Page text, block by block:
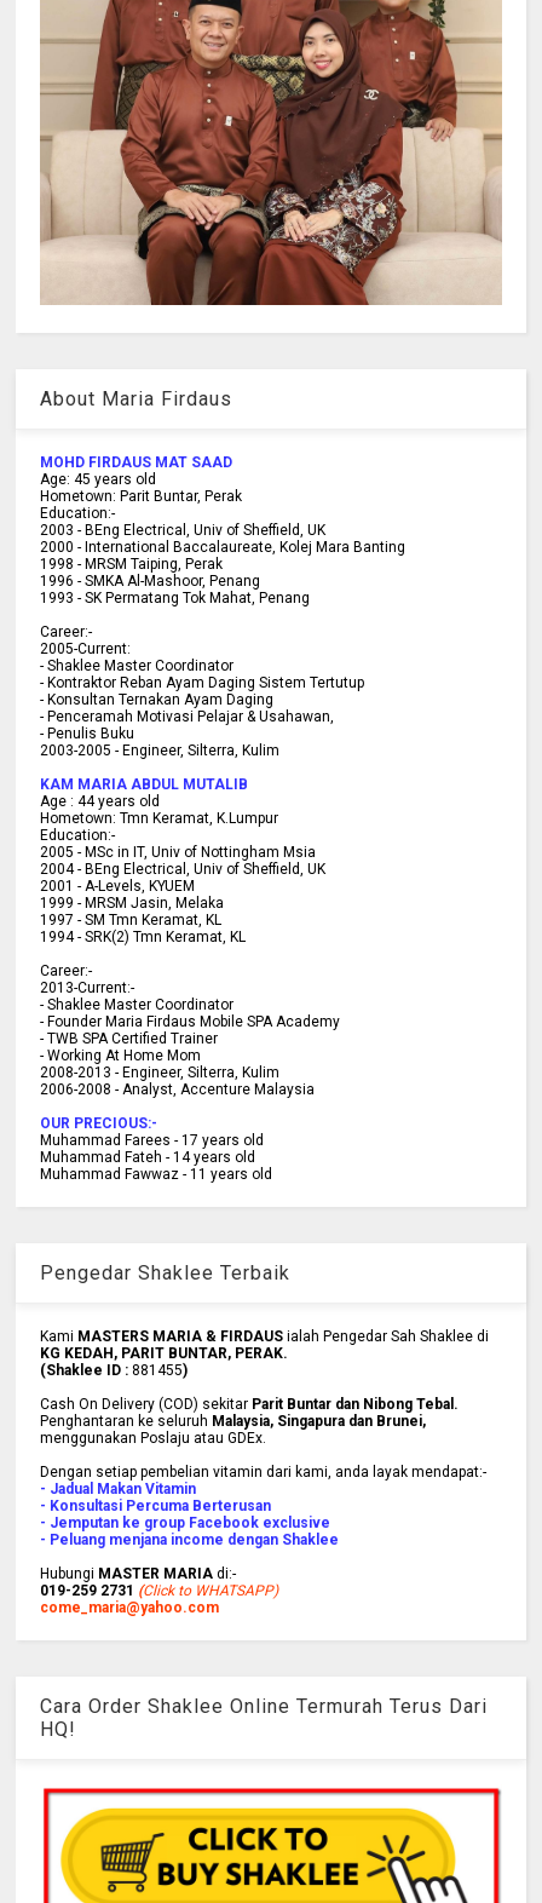
About Maria Firdaus
MOHD FIRDAUS MAT SAAD
Age: 45 years old
Hometown: Parit Buntar, Perak
Education:-
2003 -BEng Electrical, Univ of Sheffield, UK
2000 -International Baccalaureate, Kolej Mara Banting
1998 -MRSM Taiping, Perak
1996 - SMKA Al-Mashoor, Penang
1993 - SK Permatang Tok Mahat, Penang
Career:-
2005-Current:
- Shaklee Master Coordinator
- Kontraktor Reban Ayam Daging Sistem Tertutup
- Konsultan Ternakan Ayam Daging
- Penceramah Motivasi Pelajar & Usahawan,
- Penulis Buku
2003-2005 -Engineer, Silterra, Kulim
KAM MARIA ABDUL MUTALIB
Age : 44 years old
Hometown: Tmn Keramat, K.Lumpur
Education:-
2005 - MSc in IT, Univ of Nottingham Msia
2004 -BEng Electrical, Univ of Sheffield, UK
2001 - A-Levels, KYUEM
1999 -MRSM Jasin, Melaka
1997 -SM Tmn Keramat, KL
1994 -SRK(2) Tmn Keramat, KL
Career:-
2013-Current:-
- Shaklee Master Coordinator
- Founder Maria Firdaus Mobile SPA Academy
- TWB SPA Certified Trainer
- Working At Home Mom
2008-2013 - Engineer, Silterra, Kulim
2006-2008 - Analyst, Accenture Malaysia
OUR PRECIOUS:-
Muhammad Farees - 17 years old
Muhammad Fateh - 14 years old
Muhammad Fawwaz - 11 years old
Pengedar Shaklee Terbaik
Kami MASTERS MARIA & FIRDAUS ialah Pengedar Sah Shaklee di
KG KEDAH, PARIT BUNTAR, PERAK.
(Shaklee ID :881455)
Cash On Delivery (COD) sekitar Parit Buntar dan Nibong Tebal.
Penghantaran ke seluruh Malaysia, Singapura dan Brunei,
menggunakan Poslaju atau GDEx.
Dengan setiap pembelian vitamin dari kami, anda layak mendapat:-
- Jadual Makan Vitamin
- Konsultasi Percuma Berterusan
- Jemputan ke group Facebook exclusive
- Peluang menjana income dengan Shaklee
Hubungi MASTER MARIA di:-
019-259 2731 (Click to WHATSAPP)
come_maria@yahoo.com
Cara Order Shaklee Online Termurah Terus Dari
HQ!